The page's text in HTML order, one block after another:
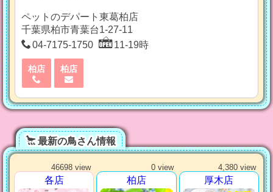
ペットのデパート東葛柏店
千葉県柏市青葉台1-27-11
04-7175-1750
11-19時
柏店 柏店
最新の鳥さん情報
46698 view
各店
0 view
柏店
4,380 view
厚木店